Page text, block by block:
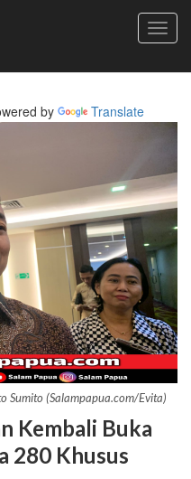
by Translate
Sumito (Salampapua.com/Evita)
Kembali Buka
280 Khusus